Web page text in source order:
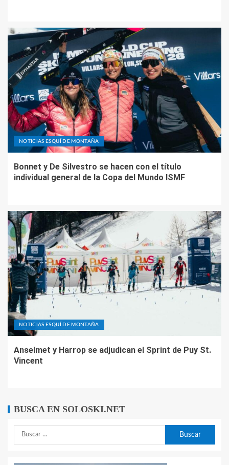
NOTICIAS ESQUÍ DE MONTAÑA
Bonnet y De Silvestro se hacen con el título
individual general de la Copa del Mundo ISMF
NOTICIAS ESQUÍ DE MONTAÑA
Anselmet y Harrop se adjudican el Sprint de Puy St.
Vincent
BUSCA EN SOLOSKI.NET